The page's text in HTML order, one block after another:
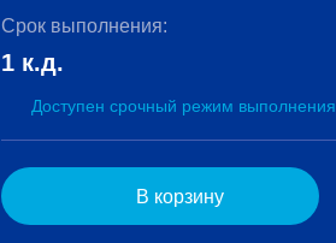
Срок выполнения:
1 к.д.
Доступен срочный режим выполнения
В корзину